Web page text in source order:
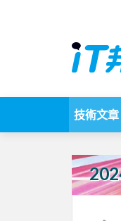
技術文章